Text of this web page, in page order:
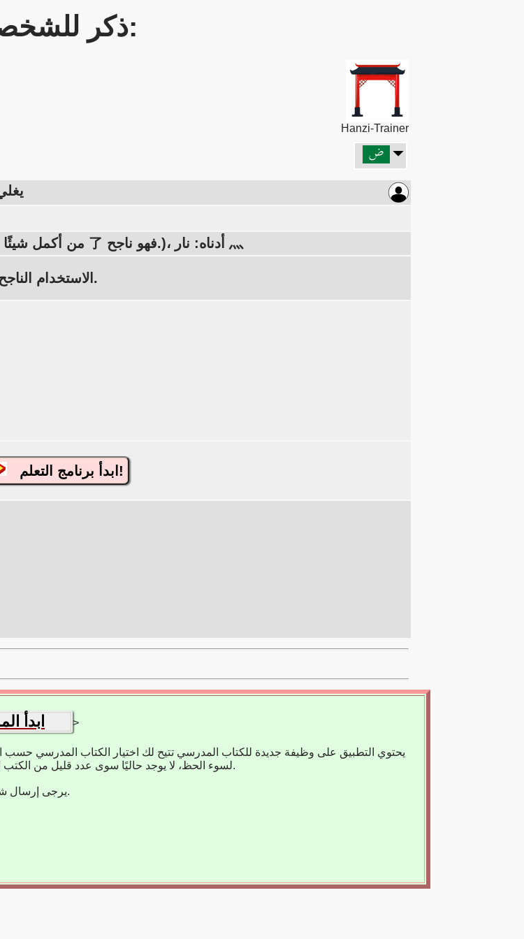
ذكر للشخصية:
Hanzi-Trainer
أعلاه: ناجح 亨 (من أكمل شيئًا عاليًا/عظيمًا 了 فهو ناجح.)، أدناه: نار 灬
الاستخدام الناجح للنار هو. مع ذلك: أن يطبخ.
ابدأ برنامج التعلم!
ابدأ >
يحتوي التطبيق على وظيفة جديدة للكتاب المدرسي تتيح لك اختيار الكتاب المدرسي حسب
لسوء الحظ، لا يوجد حاليًا سوى عدد قليل من الكتب المسجلة، لذا فنحن نعتمد على مساعدتك.
يرجى إرسال شخصيات كتابك إلينا وسنضيفها على الفور.